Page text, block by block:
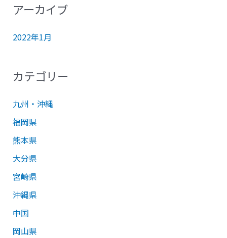
アーカイブ
2022年1月
カテゴリー
九州・沖縄
福岡県
熊本県
大分県
宮崎県
沖縄県
中国
岡山県